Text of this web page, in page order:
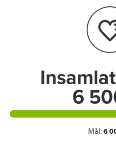
e
6
Mål:6